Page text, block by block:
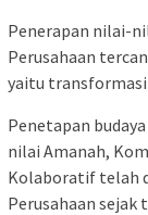
Penerapan nilai-
Perusahaan
yaitu transformasi
Penetapan
nilai Amanah,
Kolaboratif telah
Perusahaan sejak